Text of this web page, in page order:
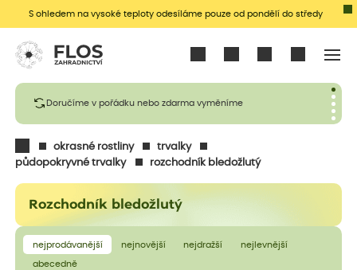
S ohledem na vysoké teploty odesíláme pouze od pondělí do středy
Doručíme v pořádku nebo zdarma vyměníme
okrasné rostliny
trvalky
půdopokryvné trvalky
rozchodník bledožlutý
Rozchodník bledožlutý
nejprodávanější nejnovější nejdražší nejlevnější
abecedně